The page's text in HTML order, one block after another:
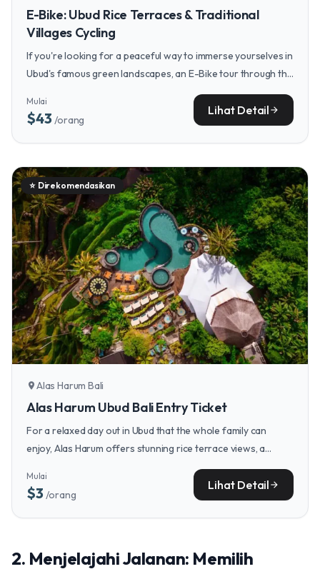
E-Bike: Ubud Rice Terraces & Traditional
Villages Cycling
If you're looking for a peaceful way to immerse yourselves in
Ubud's famous green landscapes, an E-Bike tour through the
and breathtaking scenery.
Mulai
$43 /orang
Lihat Detail arrow_forward
⭐ Direkomendasikan
location_on Alas Harum Bali
Alas Harum Ubud Bali Entry Ticket
For a relaxed day out in Ubud that the whole family can
enjoy, Alas Harum offers stunning rice terrace views, a
chance to try Luwak coffee, and even an infinity pool to cool
off—all easily navigable with your rented gear.
Mulai
$3 /orang
Lihat Detail arrow_forward
2. Menjelajahi Jalanan: Memilih